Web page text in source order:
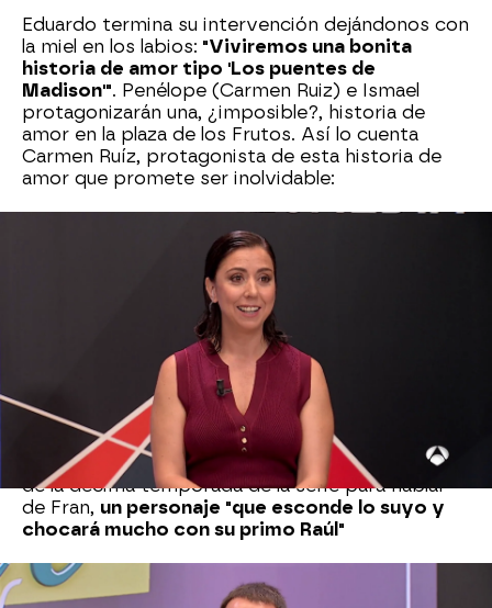
Eduardo termina su intervención dejándonos con
la miel en los labios: "Viviremos una bonita
historia de amor tipo 'Los puentes de
Madison'". Penélope (Carmen Ruiz) e Ismael
protagonizarán una, ¿imposible?, historia de
amor en la plaza de los Frutos. Así lo cuenta
Carmen Ruíz, protagonista de esta historia de
amor que promete ser inolvidable:
humor a 'Amar
La comedia y el humor
seguirán siendo una de
los pilares de la ficción.
Casanova avanza, entre
risas, que
ver a un tándem
perfecto del humor
"Doña Visi y Benigna
montando un videoclub"
Carles Francino se suma al elenco protagonista
de la décima temporada de la serie para hablar
de Fran, un personaje "que esconde lo suyo y
chocará mucho con su primo Raúl"
Carlota Baróinterpreta a Coral Lozano, la novia